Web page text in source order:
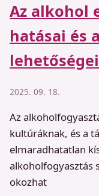
Az alkohol
hatásai és
lehetőségei
2025. 09. 18.
Az
kultúráknak, és a
elmaradhatatlan
alkoholfogyasztás
okozhat